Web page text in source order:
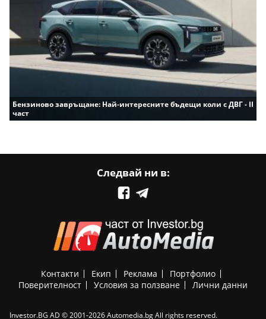
Бензиново завръщане: Най-интересните бъдещи коли с ДВГ - II
част
Следвай ни в:
Контакти Екип Реклама
Портфолио
Поверителност
Условия за ползване Лични данни
Investor.BG AD © 2001-2026 Automedia.bg All rights reserved.